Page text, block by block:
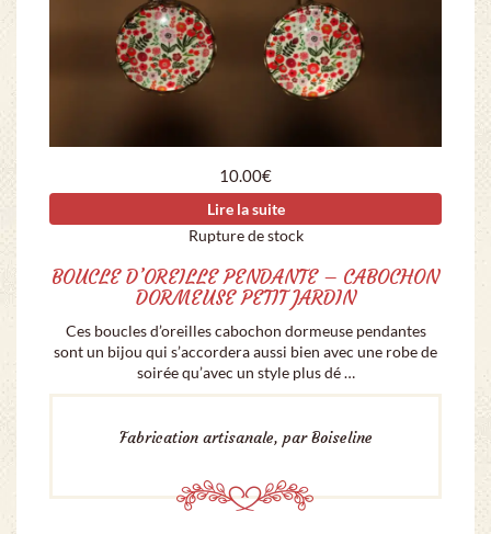
10.00€
Lire la suite
Rupture de stock
BOUCLE D’OREILLE PENDANTE – CABOCHON
DORMEUSE PETIT JARDIN
Ces boucles d’oreilles cabochon dormeuse pendantes
sont un bijou qui s’accordera aussi bien avec une robe de
soirée qu’avec un style plus dé …
Fabrication artisanale, par Boiseline